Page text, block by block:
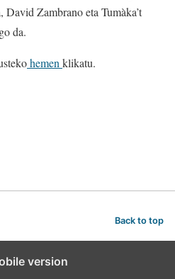
Zambrano eta Tumàka’t
da.
hemen klikatu.
Back to top
version